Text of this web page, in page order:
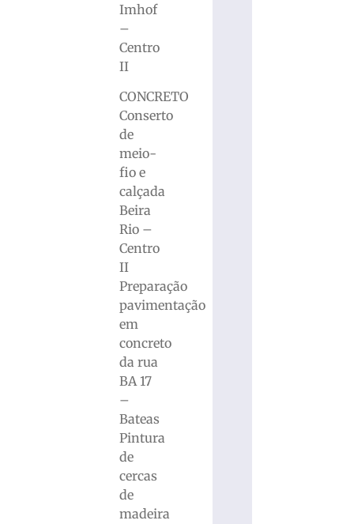
Imhof
–
Centro
II
CONCRETO
Conserto
de
meio-
fio e
calçada
Beira
Rio –
Centro
II
Preparação
pavimentação
em
concreto
da rua
BA 17
–
Bateas
Pintura
de
cercas
de
madeira